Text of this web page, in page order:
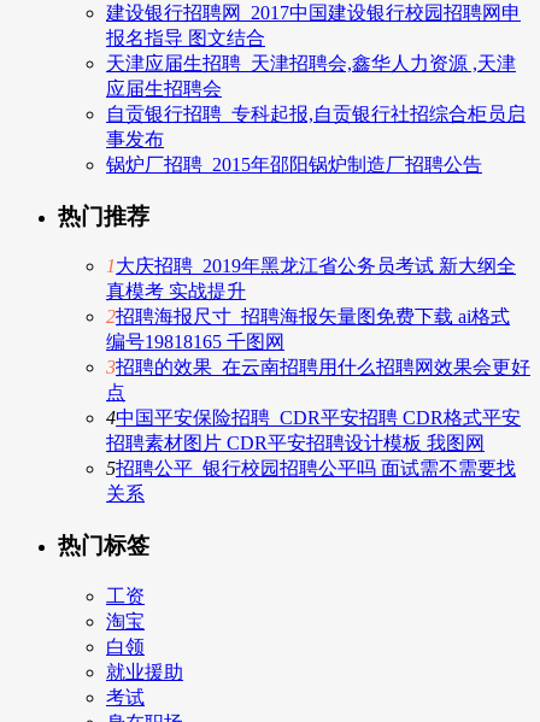
建设银行招聘网_2017中国建设银行校园招聘网申
报名指导 图文结合
天津应届生招聘_天津招聘会,鑫华人力资源 ,天津
应届生招聘会
自贡银行招聘_专科起报,自贡银行社招综合柜员启
事发布
锅炉厂招聘_2015年邵阳锅炉制造厂招聘公告
热门推荐
1大庆招聘_2019年黑龙江省公务员考试 新大纲全
真模考 实战提升
2招聘海报尺寸_招聘海报矢量图免费下载 ai格式
编号19818165 千图网
3招聘的效果_在云南招聘用什么招聘网效果会更好
点
4中国平安保险招聘_CDR平安招聘 CDR格式平安
招聘素材图片 CDR平安招聘设计模板 我图网
5招聘公平_银行校园招聘公平吗 面试需不需要找
关系
热门标签
工资
淘宝
白领
就业援助
考试